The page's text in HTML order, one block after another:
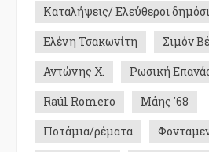
Καταλήψεις/ Ελεύθεροι
Ελένη Τσακωνίτη
Σιμόν
Αντώνης Χ.
Ρωσική
Raúl Romero
Μάης '68
Ποτάμια/ρέματα